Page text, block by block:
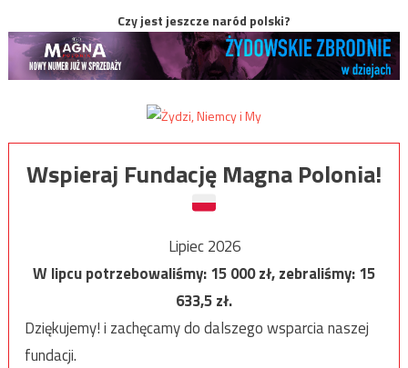
Czy jest jeszcze naród polski?
Wspieraj Fundację Magna Polonia!
Lipiec 2026
W lipcu potrzebowaliśmy:15 000zł, zebraliśmy:15
633,5zł.
Dziękujemy! i zachęcamy do dalszego wsparcia naszej
fundacji.